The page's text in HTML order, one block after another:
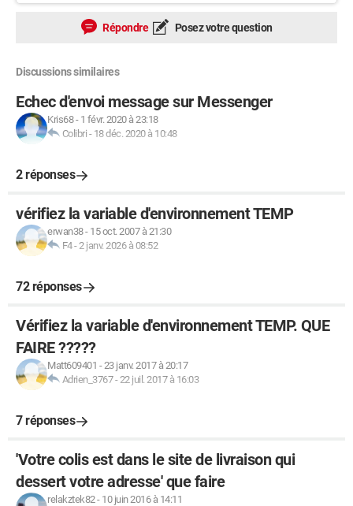
Répondre Posez votre question
Discussions similaires
Echec d'envoi message sur Messenger
Kris68- 1 févr. 2020 à 23:18
Colibri - 18 déc. 2020 à 10:48
2 réponses
vérifiez la variable d'environnement TEMP
erwan38- 15 oct. 2007 à 21:30
F4-2 janv. 2026 à 08:52
72 réponses
Vérifiez la variable d'environnement TEMP. QUE
FAIRE ?????
Matt609401 -23 janv. 2017 à 20:17
Adrien_3767-22 juil. 2017 à 16:03
7 réponses
'Votre colis est dans le site de livraison qui
dessert votre adresse' que faire
relakztek82- 10 juin 2016 à 14:11